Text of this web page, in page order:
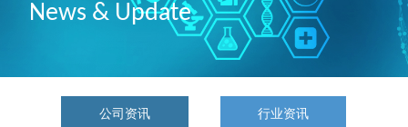
News & Update
公司资讯 行业资讯